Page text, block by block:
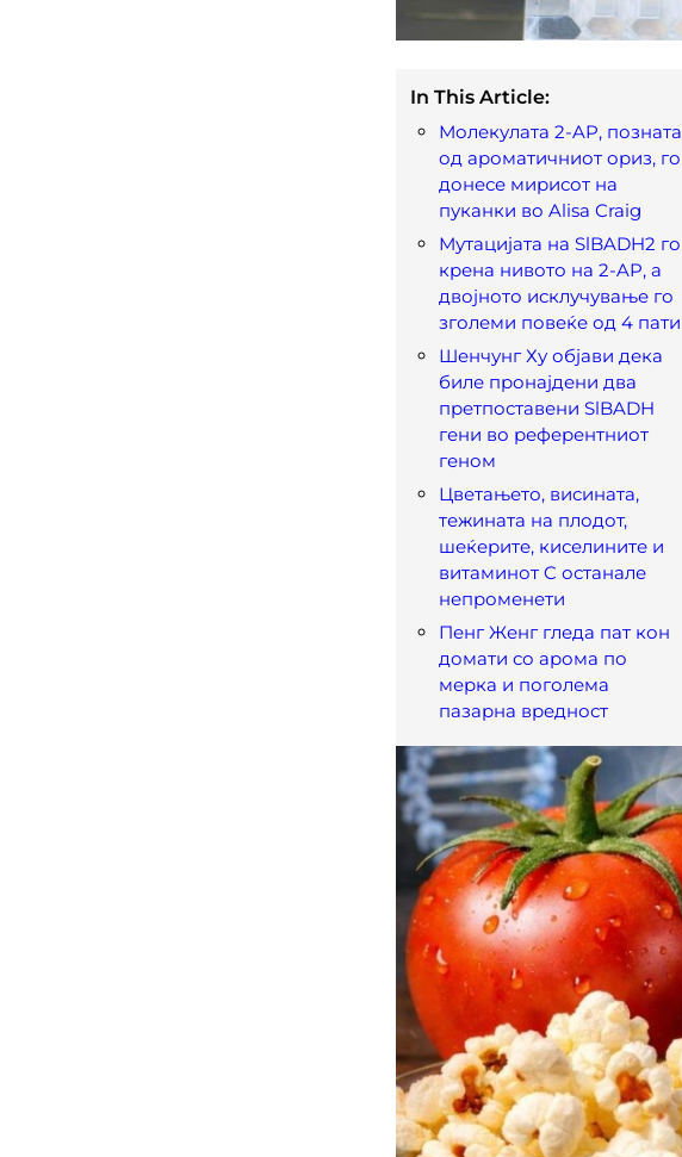
In This Article:
Молекулата 2-AP, позната
од ароматичниот ориз, го
донесе мирисот на
пуканки во Alisa Craig
Мутацијата на SlBADH2 го
крена нивото на 2-AP, а
двојното исклучување го
зголеми повеќе од 4 пати
Шенчунг Ху објави дека
биле пронајдени два
претпоставени SlBADH
гени во референтниот
геном
Цветањето, висината,
тежината на плодот,
шеќерите, киселините и
витаминот C останале
непроменети
Пенг Женг гледа пат кон
домати со арома по
мерка и поголема
пазарна вредност